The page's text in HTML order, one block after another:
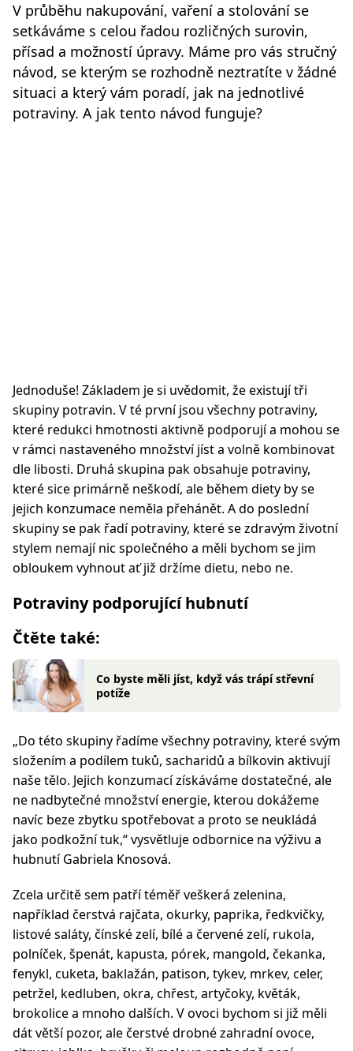
V průběhu nakupování, vaření a stolování se
setkáváme s celou řadou rozličných surovin,
přísad a možností úpravy. Máme pro vás stručný
návod, se kterým se rozhodně neztratíte v žádné
situaci a který vám poradí, jak na jednotlivé
potraviny. A jak tento návod funguje?
Jednoduše! Základem je si uvědomit, že existují tři
skupiny potravin. V té první jsou všechny potraviny,
které redukci hmotnosti aktivně podporují a mohou se
v rámci nastaveného množství jíst a volně kombinovat
dle libosti. Druhá skupina pak obsahuje potraviny,
které sice primárně neškodí, ale během diety by se
jejich konzumace neměla přehánět. A do poslední
skupiny se pak řadí potraviny, které se zdravým životní
stylem nemají nic společného a měli bychom se jim
obloukem vyhnout ať již držíme dietu, nebo ne.
Potraviny podporující hubnutí
Čtěte také:
Co byste měli jíst, když vás trápí střevní
potíže
„Do této skupiny řadíme všechny potraviny, které svým
složením a podílem tuků, sacharidů a bílkovin aktivují
naše tělo. Jejich konzumací získáváme dostatečné, ale
ne nadbytečné množství energie, kterou dokážeme
navíc beze zbytku spotřebovat a proto se neukládá
jako podkožní tuk,“ vysvětluje odbornice na výživu a
hubnutí Gabriela Knosová.
Zcela určitě sem patří téměř veškerá zelenina,
například čerstvá rajčata, okurky, paprika, ředkvičky,
listové saláty, čínské zelí, bílé a červené zelí, rukola,
polníček, špenát, kapusta, pórek, mangold, čekanka,
fenykl, cuketa, baklažán, patison, tykev, mrkev, celer,
petržel, kedluben, okra, chřest, artyčoky, květák,
brokolice a mnoho dalších. V ovoci bychom si již měli
dát větší pozor, ale čerstvé drobné zahradní ovoce,